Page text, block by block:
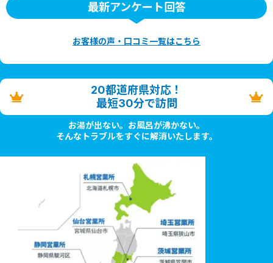
最新アンケート回答
お客様の声・口コミ一覧はこちら
20都道府県対応！
最短30分で訪問
お湯が出ない。お風呂が沸かない。
そんなトラブルをすぐに解消いたします。